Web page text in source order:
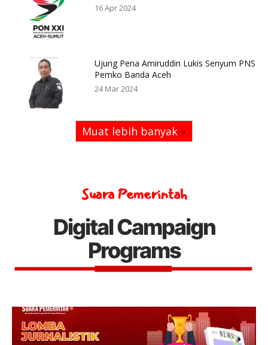
16 Apr 2024
Ujung Pena Amiruddin Lukis Senyum PNS
Pemko Banda Aceh
24 Mar 2024
Muat lebih banyak
Suara Pemerintah
Digital Campaign
Programs